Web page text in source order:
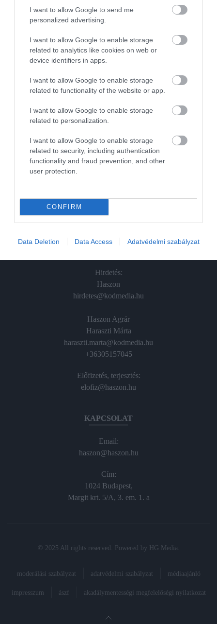
I want to allow Google to send me
personalized advertising.
I want to allow Google to enable storage
related to analytics like cookies on web or
device identifiers in apps.
I want to allow Google to enable storage
related to functionality of the website or app.
I want to allow Google to enable storage
related to personalization.
I want to allow Google to enable storage
related to security, including authentication
functionality and fraud prevention, and other
user protection.
CONFIRM
Data Deletion Data Access Adatvédelmi szabályzat
Agrár
Piacok
Életstílus
HG MEDIA
Magazin-előfizetés
In
Vince
Hirdetés:
Haszon
hirdetes@kodmedia.hu
Haszon Agrár
Haraszti Márta
haraszti.marta@kodmedia.hu
+36305157045
Előfizetés, terjesztés:
elofiz@haszon.hu
KAPCSOLAT
Email:
haszon@haszon.hu
Cím:
1024 Budapest,
Margit krt. 5/A, 3. em. 1. a
© 2025 All rights reserved. Powered by HG Media.
moderálási szabályzat adatvédelmi szabályzat médiaajánló
impresszum ászf akadálymentességi megfelelőségi nyilatkozat